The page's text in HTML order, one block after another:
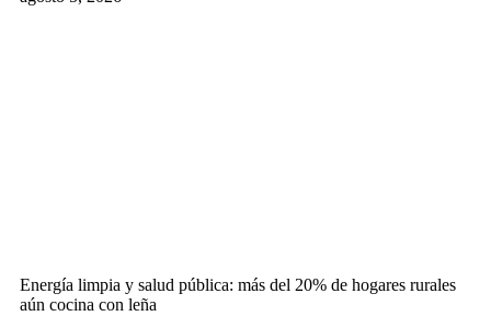
Energía limpia y salud pública: más del 20% de hogares rurales
aún cocina con leña